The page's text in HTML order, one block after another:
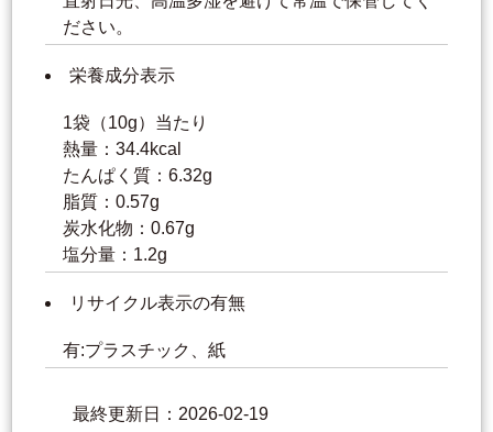
ださい。
栄養成分表示
1袋（10g）当たり
熱量：34.4kcal
たんぱく質：6.32g
脂質：0.57g
炭水化物：0.67g
塩分量：1.2g
リサイクル表示の有無
有:プラスチック、紙
最終更新日：2026-02-19